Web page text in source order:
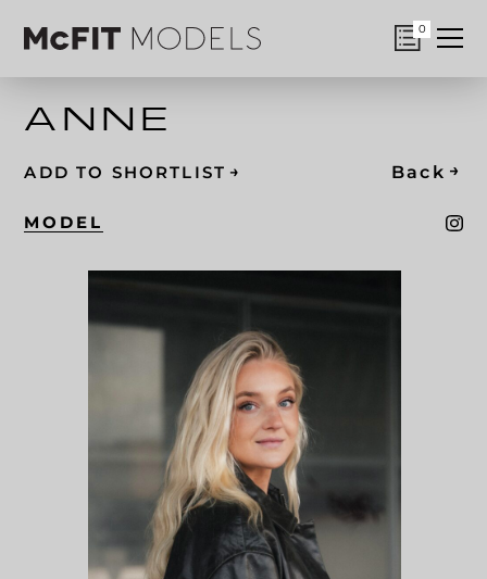
0
ANNE
ADD TO SHORTLIST → Back →
MODEL